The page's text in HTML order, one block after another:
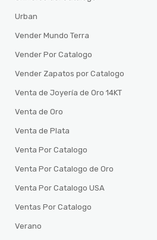
Urban
Vender Mundo Terra
Vender Por Catalogo
Vender Zapatos por Catalogo
Venta de Joyería de Oro 14KT
Venta de Oro
Venta de Plata
Venta Por Catalogo
Venta Por Catalogo de Oro
Venta Por Catalogo USA
Ventas Por Catalogo
Verano